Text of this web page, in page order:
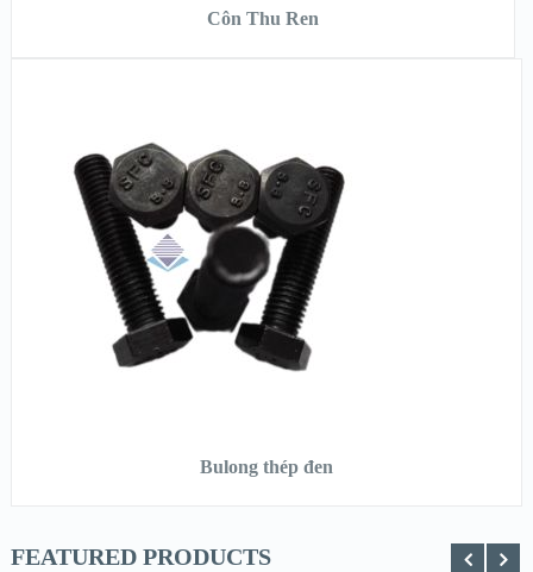
Côn Thu Ren
XEM NHANH
XEM CHI TIẾT
Bulong thép đen
FEATURED PRODUCTS